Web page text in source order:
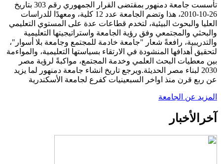
تأسست جامعة دمنهور بمقتضى القرار الجمهوري رقم 303 بتاريخ
26-10-2010، هذا وتضم الجامعة عدد 12 كلية، ومعهدًا للدراسات
العليا والبحوث البيئية، لتخدم قطاعات عدة على المستوي التعليمي
والبحثي والمجتمعي وفق رؤية الجامعة واستراتيجيتها التعليمية
والتدريبية، رافعةً شعار "جامعة خادمة للمجتمع وجامعة بلا أسوار"،
لتحقيق أهدافها المنشودة في الارتقاء بسياستها التعليمية، والمواءمة
بين معطيات البحث العلمي وخدمة المجتمع، مواكبةً لرؤية مصر
2030 لبناء مصر الحديثة.ويرجع تاريخ انشاء جامعة دمنهور لما يزيد
عن ربع قرن منذ اواخر السبعينيات كفرع لجامعة الأسكندرية
المزيد عن الجامعة
آخر الأخبار